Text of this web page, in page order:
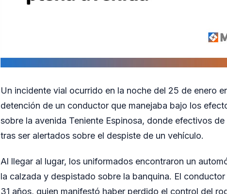
Un incidente vial ocurrido en la noche del 25 de enero
detención de un conductor que manejaba bajo los
sobre la avenida Teniente Espinosa, donde efectivos
tras ser alertados sobre el despiste de un vehículo.
Al llegar al lugar, los uniformados encontraron un
la calzada y despistado sobre la banquina. El
31 años, quien manifestó haber perdido el control del